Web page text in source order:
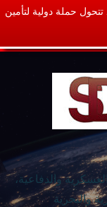
تتحول حملة دولية لتأمين
والدفاعية،
والبحرية